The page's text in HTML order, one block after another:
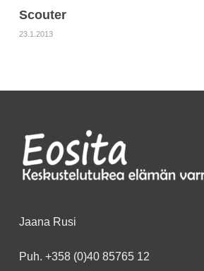
Scouter
23.1.2013
Jaana Rusi
Puh. +358 (0)40 85765 12